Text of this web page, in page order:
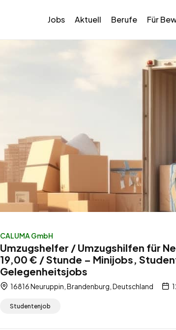
Jobs Aktuell Berufe Für
CALUMA GmbH
Umzugshelfer / Umzugshilfen für
19,00 € / Stunde – Minijobs,
Gelegenheitsjobs
16816 Neuruppin, Brandenburg, Deutschland
Studentenjob